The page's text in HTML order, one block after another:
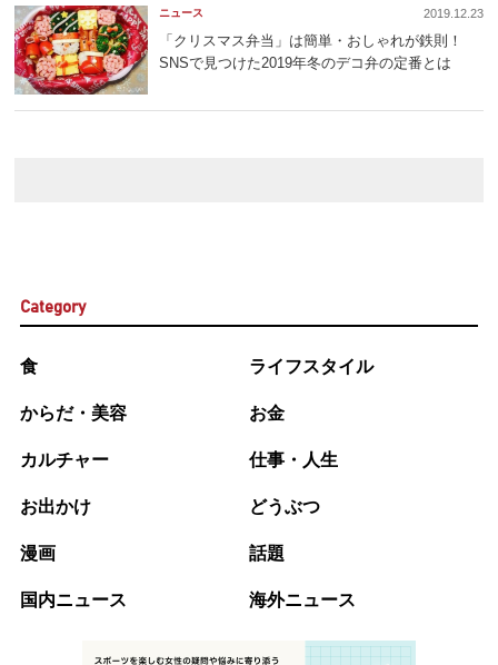
ニュース 2019.12.23
「クリスマス弁当」は簡単・おしゃれが鉄則！
SNSで見つけた2019年冬のデコ弁の定番とは
Category
食 ライフスタイル
からだ・美容 お金
カルチャー 仕事・人生
お出かけ どうぶつ
漫画 話題
国内ニュース 海外ニュース